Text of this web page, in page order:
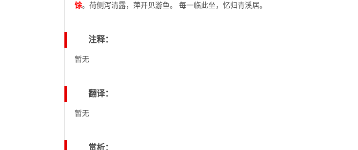
馀。荷侧泻清露，萍开见游鱼。 每一临此坐，忆归青溪居。
注释：
暂无
翻译：
暂无
赏析：